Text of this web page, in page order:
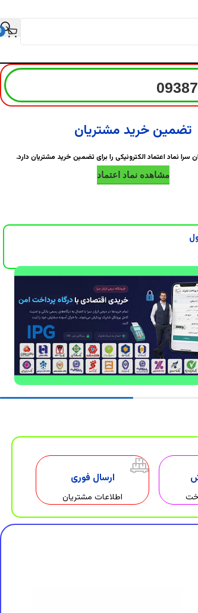
تضمین خرید مشتریان
سرا نماد اعتماد الکترونیکی را برای تضمین خرید مشتریان دارد.
مشاهده نماد اعتماد
ارسال فوری
اطلاعات مشتریان